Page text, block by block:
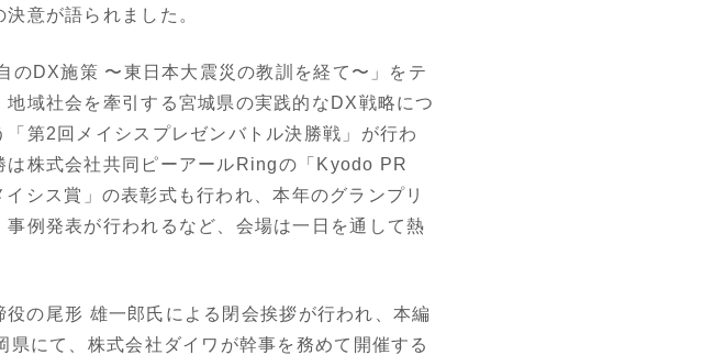
意が語られました。
のDX施策 〜東日本大震災の教訓を経て〜」をテ
域社会を牽引する宮城県の実践的なDX戦略につ
第2回メイシスプレゼンバトル決勝戦」が行わ
株式会社共同ピーアールRingの「Kyodo PR
シス賞」の表彰式も行われ、本年のグランプリ
例発表が行われるなど、会場は一日を通して熱
の尾形 雄一郎氏による閉会挨拶が行われ、本編
にて、株式会社ダイワが幹事を務めて開催する